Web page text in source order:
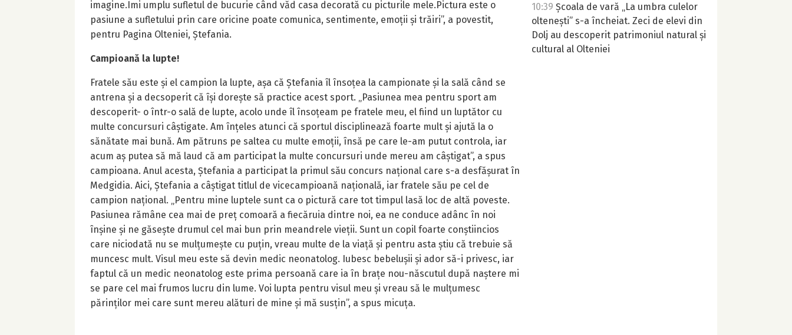
10:39 Școala de vară „La umbra culelor
oltenești” s-a încheiat. Zeci de elevi din
Dolj au descoperit patrimoniul natural și
cultural al Olteniei
imagine.Imi umplu sufletul de bucurie când văd casa decorată cu picturile mele.Pictura este o
pasiune a sufletului prin care oricine poate comunica, sentimente, emoții și trăiri”, a povestit,
pentru Pagina Olteniei, Ștefania.
Campioană la lupte!
Fratele său este și el campion la lupte, așa că Ștefania îl însoțea la campionate și la sală când se
antrena și a decsoperit că își dorește să practice acest sport. „Pasiunea mea pentru sport am
descoperit- o într-o sală de lupte, acolo unde îl însoțeam pe fratele meu, el fiind un luptător cu
multe concursuri câștigate. Am înțeles atunci că sportul disciplinează foarte mult și ajută la o
sănătate mai bună. Am pătruns pe saltea cu multe emoții, însă pe care le-am putut controla, iar
acum aș putea să mă laud că am participat la multe concursuri unde mereu am câștigat”, a spus
campioana. Anul acesta, Ștefania a participat la primul său concurs național care s-a desfășurat în
Medgidia. Aici, Ștefania a câștigat titlul de vicecampioană națională, iar fratele său pe cel de
campion național. „Pentru mine luptele sunt ca o pictură care tot timpul lasă loc de altă poveste.
Pasiunea rămâne cea mai de preț comoară a fiecăruia dintre noi, ea ne conduce adânc în noi
înșine și ne găsește drumul cel mai bun prin meandrele vieții. Sunt un copil foarte conștiincios
care niciodată nu se mulțumește cu puțin, vreau multe de la viață și pentru asta știu că trebuie să
muncesc mult. Visul meu este să devin medic neonatolog. Iubesc bebelușii și ador să-i privesc, iar
faptul că un medic neonatolog este prima persoană care ia în brațe nou-născutul după naștere mi
se pare cel mai frumos lucru din lume. Voi lupta pentru visul meu și vreau să le mulțumesc
părinților mei care sunt mereu alături de mine și mă susțin”, a spus micuța.